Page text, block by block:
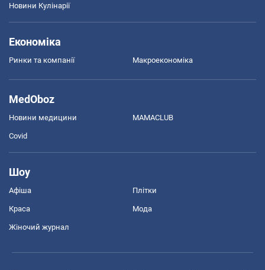
Новини Кулінарії
Економіка
Ринки та компанії Макроекономіка
MedOboz
Новини медицини MAMACLUB
Covid
Шоу
Афіша Плітки
Краса Мода
Жіночий журнал